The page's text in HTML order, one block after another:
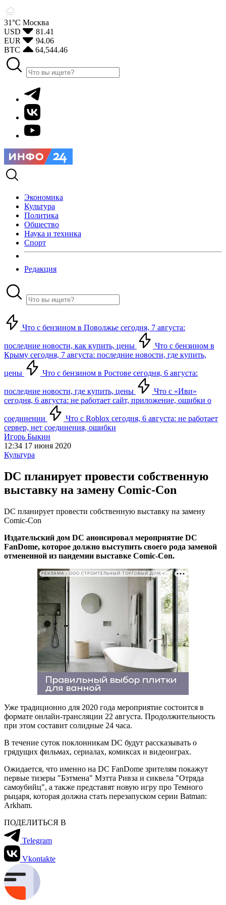
31°С Москва
USD
81.41
EUR
94.06
BTC
64,544.46
Экономика
Культура
Политика
Общество
Наука и техника
Спорт
Редакция
Что с бензином в Поволжье сегодня, 7 августа:
последние новости, как купить, цены
Что с бензином в
Крыму сегодня, 7 августа: последние новости, где купить,
цены Что с бензином в Ростове сегодня, 6 августа:
последние новости, где купить, цены
Что с «Иви»
сегодня, 6 августа: не работает сайт, приложение, ошибки о
соединении
Что с Roblox сегодня, 6 августа: не работает
сервер, нет соединения, ошибки
Игорь Быкин
12:34 17 июня 2020
Культура
DC планирует провести собственную
выставку на замену Comic-Con
DC планирует провести собственную выставку на замену
Comic-Con
Издательский дом DC анонсировал мероприятие DC
FanDome, которое должно выступить своего рода заменой
отмененной из пандемии выставке Comic-Con.
РЕКЛАМА • ООО СТРОИТЕЛЬНЫЙ ТОРГОВЫЙ ДОМ «ПЕТРОВИЧ». ИНН: 7802348846
Уже традиционно для 2020 года мероприятие состоится в
формате онлайн-трансляции 22 августа. Продолжительность
при этом составит солидные 24 часа.
В течение суток поклонникам DC будут рассказывать о
грядущих фильмах, сериалах, комиксах и видеоиграх.
Ожидается, что именно на DC FanDome зрителям покажут
первые тизеры "Бэтмена" Мэтта Ривза и сиквела "Отряда
самоубийц", а также представят новую игру про Темного
рыцаря, которая должна стать перезапуском серии Batman:
Arkham.
ПОДЕЛИТЬСЯ В
Telegram
Vkontakte